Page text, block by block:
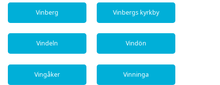
Vinberg Vinbergs kyrkby
Vindeln Vindön
Vingåker Vinninga